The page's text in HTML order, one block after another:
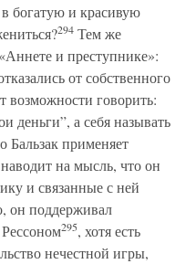
богатую и красивую
294 Тем же
и преступнике»:
от собственного
возможности говорить:
деньги”, а себя называть
Бальзак применяет
на мысль, что он
и связанные с ней
он поддерживал
295, хотя есть
нечестной игры,